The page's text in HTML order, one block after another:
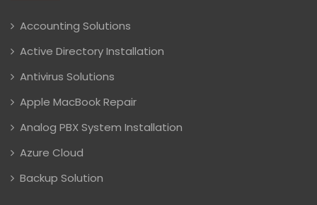
Accounting Solutions
Active Directory Installation
Antivirus Solutions
Apple MacBook Repair
Analog PBX System Installation
Azure Cloud
Backup Solution